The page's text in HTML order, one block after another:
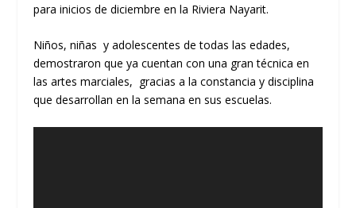
para inicios de diciembre en la Riviera Nayarit.
Niños, niñas y adolescentes de todas las edades,
demostraron que ya cuentan con una gran técnica en
las artes marciales, gracias a la constancia y disciplina
que desarrollan en la semana en sus escuelas.